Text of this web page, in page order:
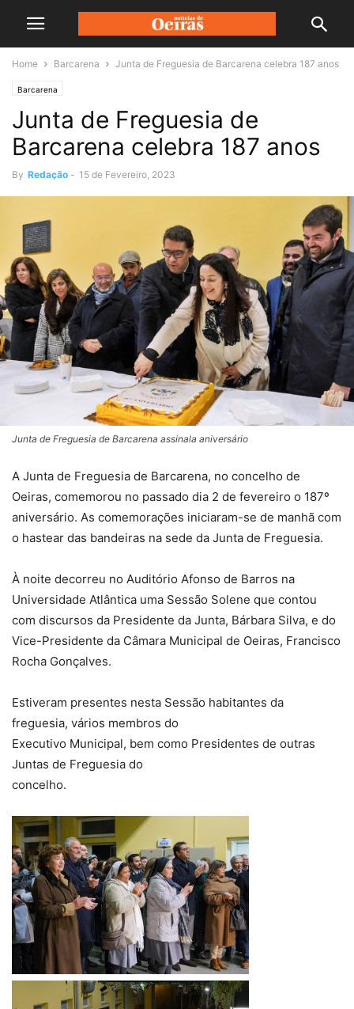
Home Barcarena Junta de Freguesia de Barcarena celebra 187 anos
Barcarena
Junta de Freguesia de
Barcarena celebra 187 anos
By Redação - 15 de Fevereiro, 2023
Junta de Freguesia de Barcarena assinala aniversário
A Junta de Freguesia de Barcarena, no concelho de
Oeiras, comemorou no passado dia 2 de fevereiro o 187º
aniversário. As comemorações iniciaram-se de manhã com
o hastear das bandeiras na sede da Junta de Freguesia.
À noite decorreu no Auditório Afonso de Barros na
Universidade Atlântica uma Sessão Solene que contou
com discursos da Presidente da Junta, Bárbara Silva, e do
Vice-Presidente da Câmara Municipal de Oeiras, Francisco
Rocha Gonçalves.
Estiveram presentes nesta Sessão habitantes da
freguesia, vários membros do
Executivo Municipal, bem como Presidentes de outras
Juntas de Freguesia do
concelho.